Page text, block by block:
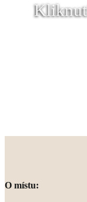
O místu: